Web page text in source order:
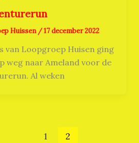
Huissen /17 december 2022
van Loopgroep Huisen ging
weg naar Ameland voor de
Al weken
1 2